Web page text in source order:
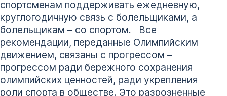
спортсменам поддерживать ежедневную,
круглогодичную связь с болельщиками, а
болельщикам – со спортом. Все
рекомендации, переданные Олимпийским
движением, связаны с прогрессом –
прогрессом ради бережного сохранения
олимпийских ценностей, ради укрепления
роли спорта в обществе. Это разрозненные